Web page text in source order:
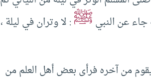
جاء عن النبيﷺ: لا وتران في ليلة ،
من آخره فرأى بعض أهل العلم من